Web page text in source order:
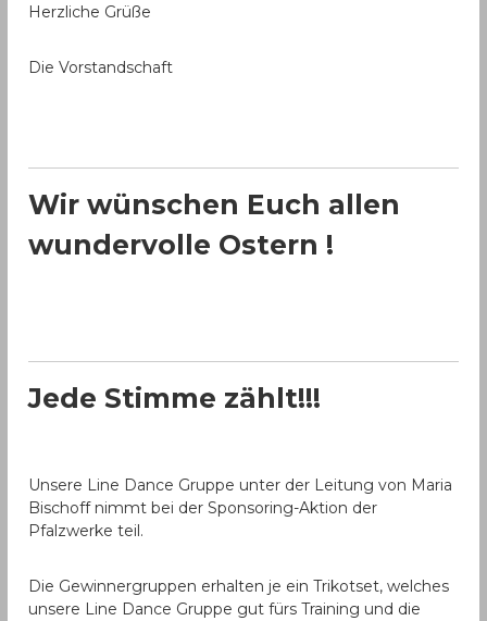
Herzliche Grüße
Die Vorstandschaft
Wir wünschen Euch allen
wundervolle Ostern !
Jede Stimme zählt!!!
Unsere Line Dance Gruppe unter der Leitung von Maria
Bischoff nimmt bei der Sponsoring-Aktion der
Pfalzwerke teil.
Die Gewinnergruppen erhalten je ein Trikotset, welches
unsere Line Dance Gruppe gut fürs Training und die